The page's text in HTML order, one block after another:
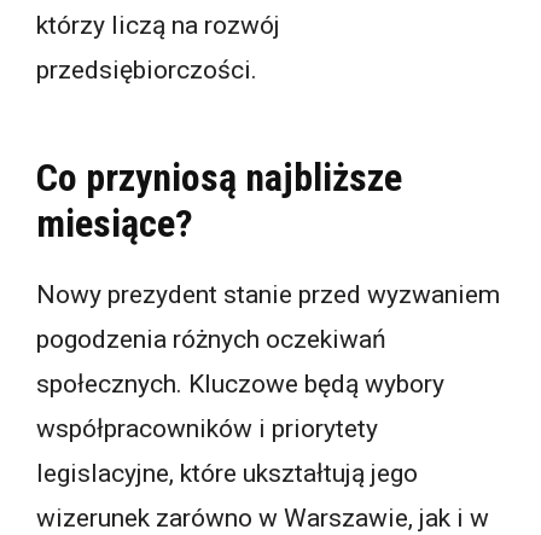
którzy liczą na rozwój
przedsiębiorczości.
Co przyniosą najbliższe
miesiące?
Nowy prezydent stanie przed wyzwaniem
pogodzenia różnych oczekiwań
społecznych. Kluczowe będą wybory
współpracowników i priorytety
legislacyjne, które ukształtują jego
wizerunek zarówno w Warszawie, jak i w